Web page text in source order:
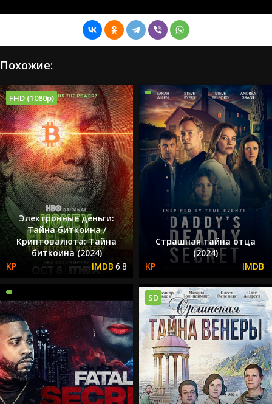
Похожие:
FHD (1080p)
Электронные деньги:
Тайна биткоина /
Криптовалюта: Тайна
биткоина (2024)
6.8
Страшная тайна отца
(2024)
SD